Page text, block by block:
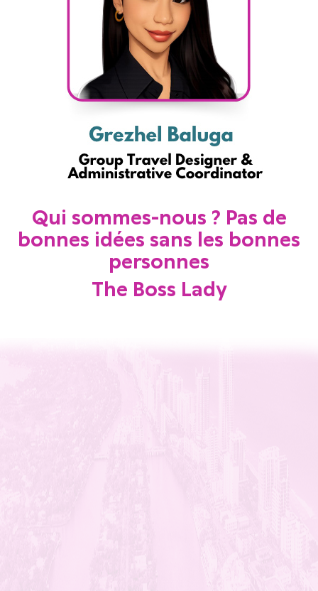
Qui sommes-nous ? Pas de
bonnes idées sans les bonnes
personnes
The Boss Lady